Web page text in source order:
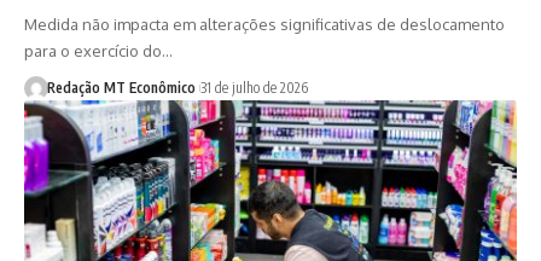
Medida não impacta em alterações significativas de deslocamento
para o exercício do…
Redação MT Econômico 31 de julho de 2026